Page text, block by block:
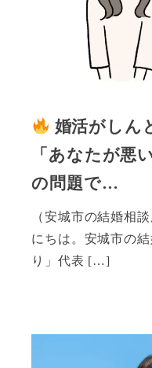
婚活がしん
「あなたが悪
の問題で…
（安城市の結婚相
にちは。安城市の
り」代表 […]